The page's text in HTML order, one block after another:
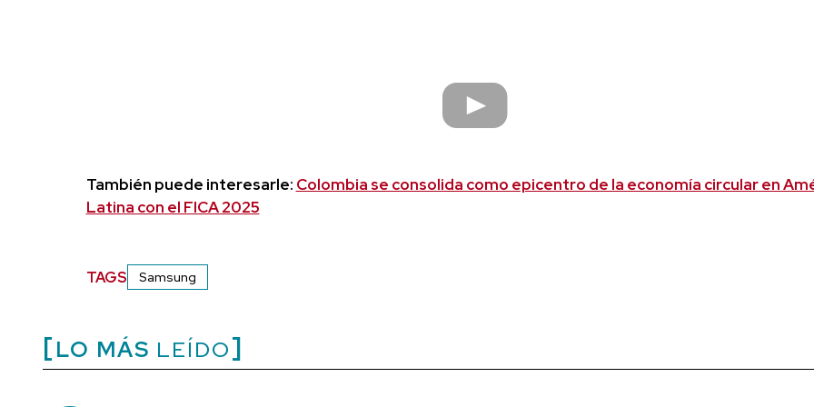
También puede interesarle: Colombia se consolida como epicentro de la economía circular en
Latina con el FICA 2025
TAGS Samsung
LO MÁS LEÍDO